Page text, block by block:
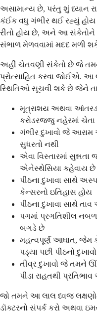
અસામાન્ય છે, પરંતુ શું ધ્યાન
કંઈક વધુ ગંભીર થઈ રહ્યું હોય
રીતો હોય છે, અને આ
સંભાળ મેળવવામાં મદદ મળી
અહીં ચેતવણી સંકેતો છે જે તમને
પ્રોત્સાહિત કરવા જોઈએ.
સ્થિતિઓ સૂચવી શકે છે જેને
મૂત્રાશય અથવા
કરોડરજ્જુ નહેરમાં
ગંભીર દુખાવો જે આરામ
સુધરતો નથી
એવા વિસ્તારમાં
એનેસ્થેસિયા કહેવાય છે
પીઠના દુખાવા સાથે
કેન્સરનો ઇતિહાસ હોય
પીઠના દુખાવા સાથે
પગમાં પ્રગતિશીલ
બગડે છે
મહત્વપૂર્ણ આઘાત, જેમ
પડ્યા પછી પીઠનો દુખાવો
તીવ્ર દુખાવો જે તમને
પીડા રાહતથી
જો તમને આ લાલ ધ્વજ
ડૉક્ટરનો સંપર્ક કરો અથવા